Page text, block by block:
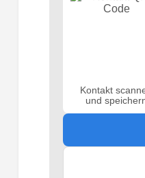
Kontakt
und